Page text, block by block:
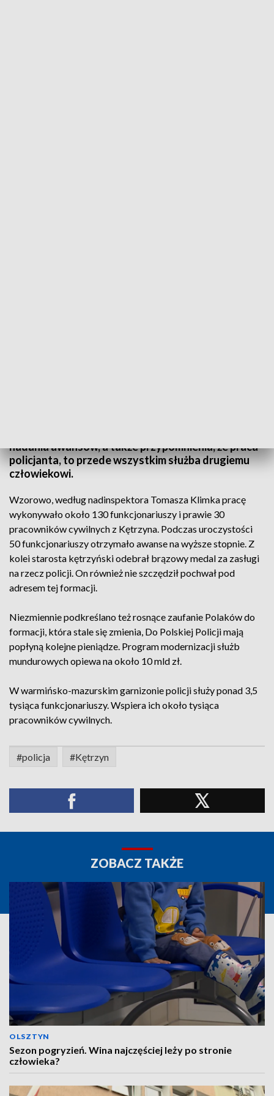
nadania awansów, a także przypomnienia, że praca
policjanta, to przede wszystkim służba drugiemu
człowiekowi.
Wzorowo, według nadinspektora Tomasza Klimka pracę
wykonywało około 130 funkcjonariuszy i prawie 30
pracowników cywilnych z Kętrzyna. Podczas uroczystości
50 funkcjonariuszy otrzymało awanse na wyższe stopnie. Z
kolei starosta kętrzyński odebrał brązowy medal za zasługi
na rzecz policji. On również nie szczędził pochwał pod
adresem tej formacji.
Niezmiennie podkreślano też rosnące zaufanie Polaków do
formacji, która stale się zmienia, Do Polskiej Policji mają
popłyną kolejne pieniądze. Program modernizacji służb
mundurowych opiewa na około 10 mld zł.
W warmińsko-mazurskim garnizonie policji służy ponad 3,5
tysiąca funkcjonariuszy. Wspiera ich około tysiąca
pracowników cywilnych.
#policja #Kętrzyn
ZOBACZ TAKŻE
OLSZTYN
Sezon pogryzień. Wina najczęściej leży po stronie
człowieka?